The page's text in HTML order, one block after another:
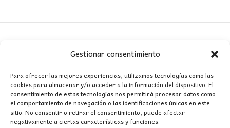
Gestionar consentimiento
Para ofrecer las mejores experiencias, utilizamos tecnologías como las
cookies para almacenar y/o acceder a la información del dispositivo. El
consentimiento de estas tecnologías nos permitirá procesar datos como
el comportamiento de navegación o las identificaciones únicas en este
sitio. No consentir o retirar el consentimiento, puede afectar
negativamente a ciertas características y funciones.
MI CUENTA
INFORMACIÓN